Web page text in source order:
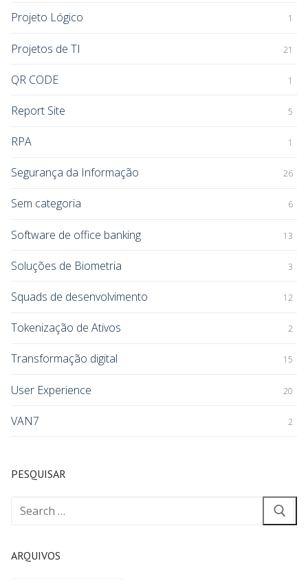
Projeto Lógico 1
Projetos de TI 21
QR CODE 1
Report Site 5
RPA 1
Segurança da Informação 26
Sem categoria 6
Software de office banking 13
Soluções de Biometria 3
Squads de desenvolvimento 12
Tokenização de Ativos 2
Transformação digital 15
User Experience 20
VAN7 2
PESQUISAR
ARQUIVOS